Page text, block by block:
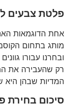
פלטת צבעים
אחת הדוגמאות
מותג בתחום
ובחרנו עבורו
רק שהעבירה את
המדיות שבהן היא
סיכום בחירת